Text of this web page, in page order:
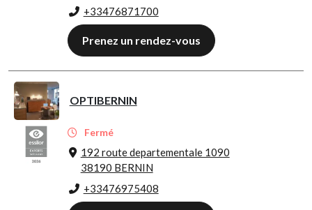
+33476871700
Prenez un rendez-vous
OPTIBERNIN
Fermé
192 route departementale 1090
38190 BERNIN
+33476975408